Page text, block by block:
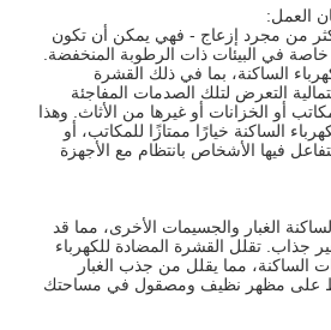
من مجرد إزعاج - فهي يمكن أن تكون
في البيئات ذات الرطوبة المنخفضة.
الساكنة، بما في ذلك القشرة
التعرض لتلك الصدمات المفاجئة
أو الخزانات أو غيرها من الأثاث. وهذا
الساكنة خيارًا ممتازًا للمكاتب، أو
فيها الأشخاص بانتظام مع الأجهزة
الغبار والجسيمات الأخرى، مما قد
تقلل القشرة المضادة للكهرباء
الساكنة، مما يقلل من جذب الغبار
على مظهر نظيف ومصقول في مساحتك